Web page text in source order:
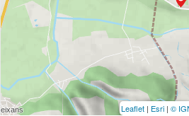
Leaflet | Esri | ©